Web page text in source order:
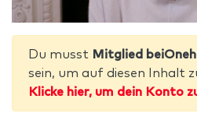
Du musst Mitglied
sein, um auf diesen Inhalt
Klicke hier, um dein Konto